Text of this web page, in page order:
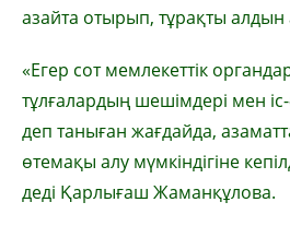
азайта отырып, тұрақты алдын
«Егер сот мемлекеттік
тұлғалардың шешімдері мен
деп таныған жағдайда,
өтемақы алу мүмкіндігіне
деді Қарлығаш Жаманқұлова.